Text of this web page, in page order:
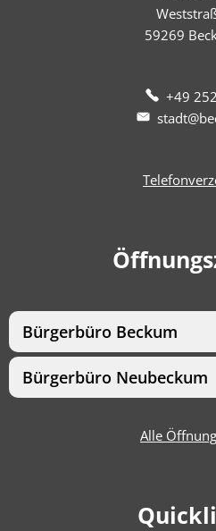
59269
+49
Bürgerbüro Beckum
Bürgerbüro Neubeckum
Alle